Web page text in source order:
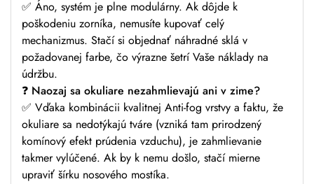
✅ Áno, systém je plne modulárny. Ak dôjde k
poškodeniu zorníka, nemusíte kupovať celý
mechanizmus. Stačí si objednať náhradné sklá v
požadovanej farbe, čo výrazne šetrí Vaše náklady na
údržbu.
❓ Naozaj sa okuliare nezahmlievajú ani v zime?
✅ Vďaka kombinácii kvalitnej Anti-fog vrstvy a faktu, že
okuliare sa nedotýkajú tváre (vzniká tam prirodzený
komínový efekt prúdenia vzduchu), je zahmlievanie
takmer vylúčené. Ak by k nemu došlo, stačí mierne
upraviť šírku nosového mostíka.